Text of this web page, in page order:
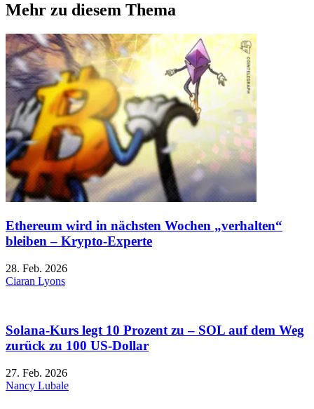
Mehr zu diesem Thema
Ethereum wird in nächsten Wochen „verhalten“
bleiben – Krypto-Experte
28. Feb. 2026
Ciaran Lyons
Solana-Kurs legt 10 Prozent zu – SOL auf dem Weg
zurück zu 100 US-Dollar
27. Feb. 2026
Nancy Lubale